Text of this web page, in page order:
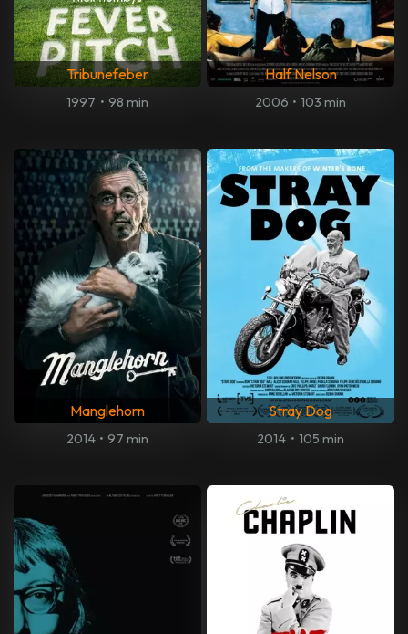
Tribunefeber
1997 • 98 min
Half Nelson
2006 • 103 min
Manglehorn
2014 • 97 min
Stray Dog
2014 • 105 min